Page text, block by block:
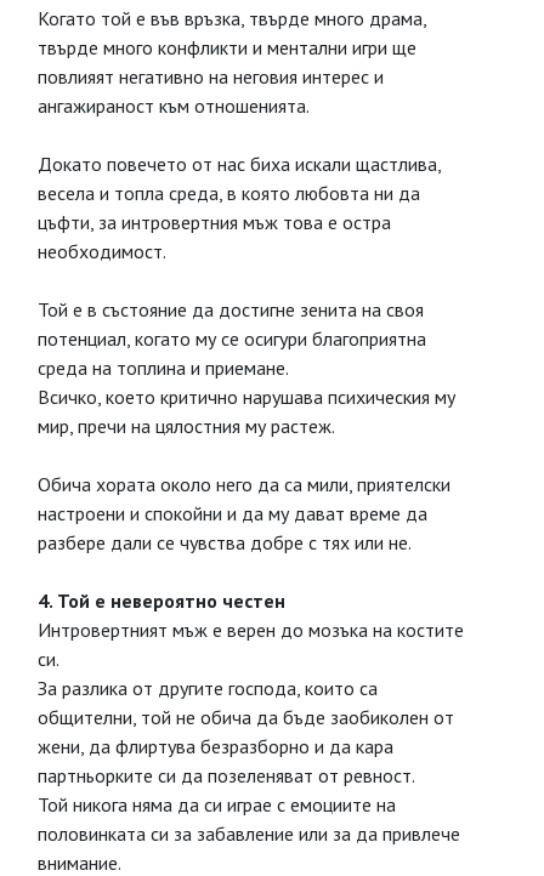
Когато той е във връзка, твърде много драма,
твърде много конфликти и ментални игри ще
повлияят негативно на неговия интерес и
ангажираност към отношенията.
Докато повечето от нас биха искали щастлива,
весела и топла среда, в която любовта ни да
цъфти, за интровертния мъж това е остра
необходимост.
Той е в състояние да достигне зенита на своя
потенциал, когато му се осигури благоприятна
среда на топлина и приемане.
Всичко, което критично нарушава психическия му
мир, пречи на цялостния му растеж.
Обича хората около него да са мили, приятелски
настроени и спокойни и да му дават време да
разбере дали се чувства добре с тях или не.
4. Той е невероятно честен
Интровертният мъж е верен до мозъка на костите
си.
За разлика от другите господа, които са
общителни, той не обича да бъде заобиколен от
жени, да флиртува безразборно и да кара
партньорките си да позеленяват от ревност.
Той никога няма да си играе с емоциите на
половинката си за забавление или за да привлече
внимание.